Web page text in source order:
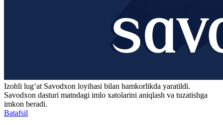
Izohli lugʻat Savodxon loyihasi bilan hamkorlikda yaratildi.
Savodxon dasturi matndagi imlo xatolarini aniqlash va tuzatishga
imkon beradi.
Batafsil